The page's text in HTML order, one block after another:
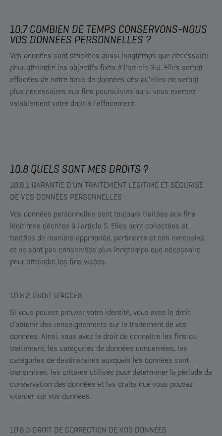
10.7 COMBIEN DE TEMPS CONSERVONS-NOUS
VOS DONNÉES PERSONNELLES ?
Vos données sont stockées aussi longtemps que nécessaire
pour atteindre les objectifs fixés à l'article 3.6. Elles seront
effacées de notre base de données dès qu'elles ne seront
plus nécessaires aux fins poursuivies ou si vous exercez
valablement votre droit à l'effacement.
10.8 QUELS SONT MES DROITS ?
10.8.1 GARANTIE D'UN TRAITEMENT LÉGITIME ET SÉCURISÉ
DE VOS DONNÉES PERSONNELLES
Vos données personnelles sont toujours traitées aux fins
légitimes décrites à l'article 5. Elles sont collectées et
traitées de manière appropriée, pertinente et non excessive,
et ne sont pas conservées plus longtemps que nécessaire
pour atteindre les fins visées.
10.8.2 DROIT D’ACCÈS
Si vous pouvez prouver votre identité, vous avez le droit
d'obtenir des renseignements sur le traitement de vos
données. Ainsi, vous avez le droit de connaître les fins du
traitement, les catégories de données concernées, les
catégories de destinataires auxquels les données sont
transmises, les critères utilisés pour déterminer la période de
conservation des données et les droits que vous pouvez
exercer sur vos données.
10.8.3 DROIT DE CORRECTION DE VOS DONNÉES